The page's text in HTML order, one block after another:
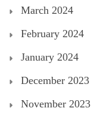
March 2024
February 2024
January 2024
December 2023
November 2023